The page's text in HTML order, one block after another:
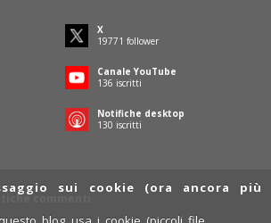
commenti
X
19771 follower
Canale YouTube
136 iscritti
Notifiche desktop
130 iscritti
sui cookie (ora ancora più